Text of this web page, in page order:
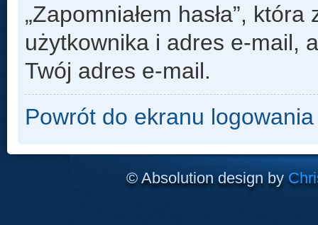
„Zapomniałem hasła”,
użytkownika i adres e-mail,
Twój adres e-mail.
Powrót do ekranu logowania
© Absolution design by